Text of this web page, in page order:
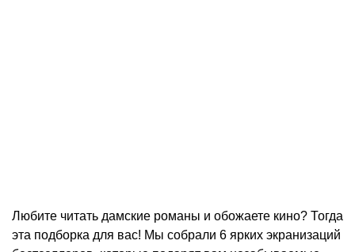
Любите читать дамские романы и обожаете кино? Тогда
эта подборка для вас! Мы собрали 6 ярких экранизаций